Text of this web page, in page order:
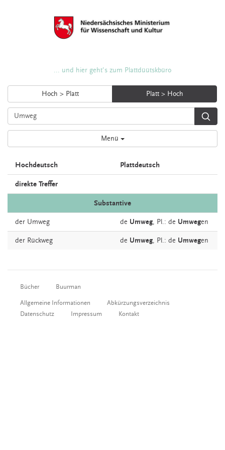
... und hier geht's zum Plattdüütskbüro
Hoch > Platt Platt > Hoch
Menü
Hochdeutsch Plattdeutsch
direkte Treffer
Substantive
der Umweg de Umweg, Pl.: de Umwegen
der Rückweg de Umweg, Pl.: de Umwegen
Bücher Buurman
Allgemeine Informationen
Abkürzungsverzeichnis
Datenschutz
Impressum Kontakt